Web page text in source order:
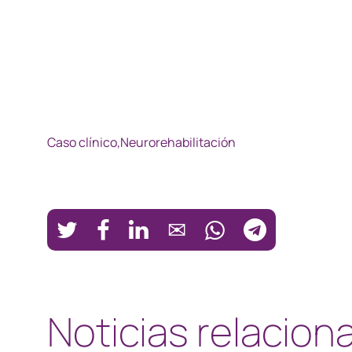
Caso clínico,Neurorehabilitación
Noticias